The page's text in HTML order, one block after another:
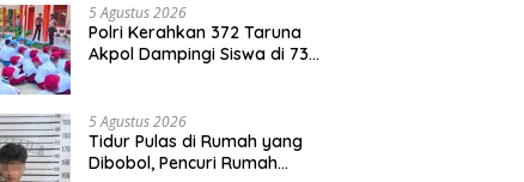
5 Agustus 2026
Polri Kerahkan 372 Taruna
Akpol Dampingi Siswa di 73
5 Agustus 2026
Tidur Pulas di Rumah yang
Dibobol, Pencuri Rumah